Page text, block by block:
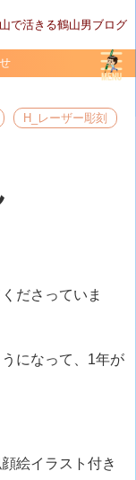
で活きる鶴山男ブログ
H_レーザー彫刻
ださっていま
になって、1年が
絵イラスト付き